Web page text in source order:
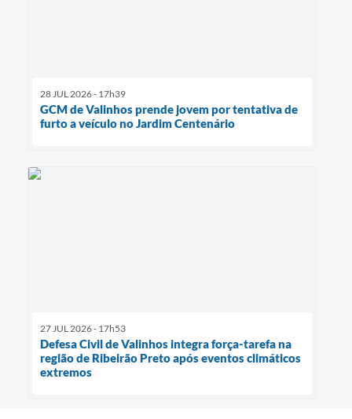
28 JUL 2026 - 17h39
GCM de Valinhos prende jovem por tentativa de
furto a veículo no Jardim Centenário
27 JUL 2026 - 17h53
Defesa Civil de Valinhos integra força-tarefa na
região de Ribeirão Preto após eventos climáticos
extremos